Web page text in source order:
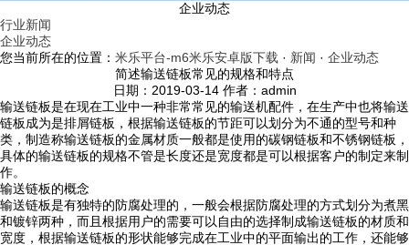
企业动态
行业新闻
企业动态
您当前所在的位置： 米乐平台-m6米乐安卓版下载 · 新闻 · 企业动态
简述输送链板常见的规格和特点
日期：2019-03-14 作者：admin
输送链板是在现在工业中一种非常常见的输送机配件，在生产中也将输送
链板成为是排屑链板，根据输送链板的节距可以划分为不通的型号和种
类，制造称输送链板的金属材质一般都是使用的碳钢链板和不锈钢链板，
具体的输送链板的规格不管是长度还是宽度都是可以根据客户的制定来制
作。
输送链板的概念
输送链板是有独特的防腐处理的，一般会根据防腐处理的方式划分为煮黑
和镀锌两种，而且根据用户的需要可以自由的选择制成输送链板的材质和
宽度，根据输送链板的形状能够完成在工业中的平面输出的工作，还能够